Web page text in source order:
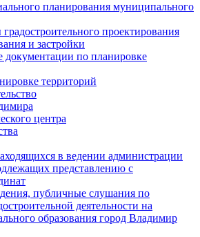
планирования муниципального
проектирования
и застройки
документации по планировке
территорий
центра
в ведении администрации
представлению с
публичные слушания по
деятельности на
образования город Владимир